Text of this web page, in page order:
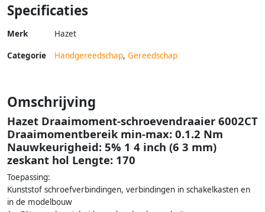
Specificaties
Merk Hazet
Categorie Handgereedschap, Gereedschap
Omschrijving
Hazet Draaimoment-schroevendraaier 6002CT
Draaimomentbereik min-max: 0.1.2 Nm
Nauwkeurigheid: 5% 1 4 inch (6 3 mm)
zeskant hol Lengte: 170
Toepassing:
Kunststof schroefverbindingen, verbindingen in schakelkasten en
in de modelbouw